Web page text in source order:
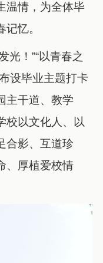
温情，为全体毕
忆。
光！”“以青春之
设毕业主题打卡
主干道、教学
校以文化人、以
合影、互道珍
、厚植爱校情